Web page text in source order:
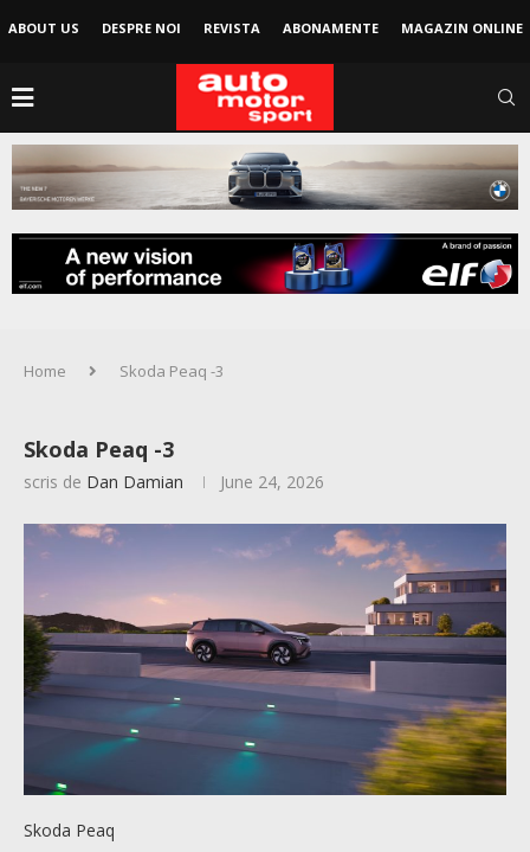
ABOUT US DESPRE NOI REVISTA ABONAMENTE MAGAZIN ONLINE
Home Skoda Peaq -3
Skoda Peaq -3
scris de Dan Damian June 24, 2026
Skoda Peaq